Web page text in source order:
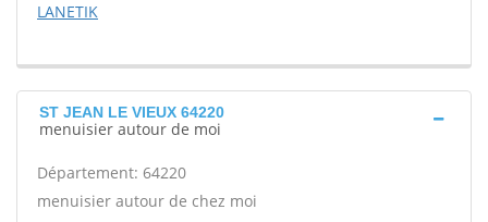
LANETIK
ST JEAN LE VIEUX 64220
menuisier autour de moi
Département: 64220
menuisier autour de chez moi